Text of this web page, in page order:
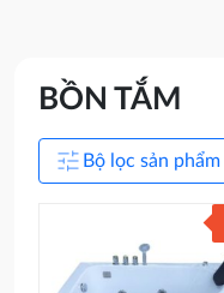
BỒN TẮM
tune Bộ lọc sản phẩm